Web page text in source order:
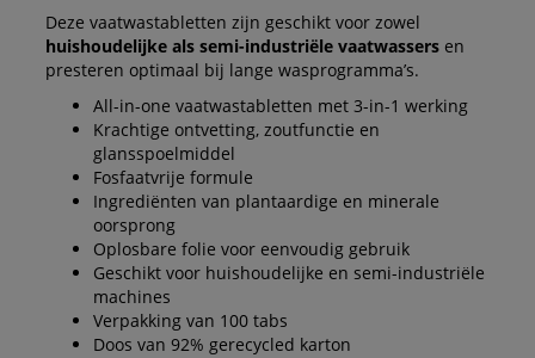
Deze vaatwastabletten zijn geschikt voor zowel
huishoudelijke als semi-industriële vaatwassersen
presteren optimaal bij lange wasprogramma’s.
All-in-one vaatwastabletten met 3-in-1 werking
Krachtige ontvetting, zoutfunctie en
glansspoelmiddel
Fosfaatvrije formule
Ingrediënten van plantaardige en minerale
oorsprong
Oplosbare folie voor eenvoudig gebruik
Geschikt voor huishoudelijke en semi-industriële
machines
Verpakking van 100 tabs
Doos van 92% gerecycled karton